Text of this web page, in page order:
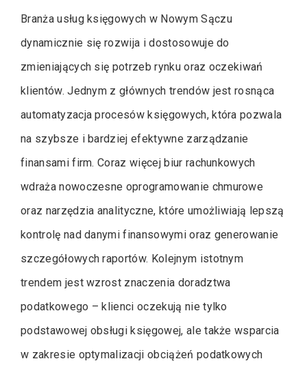
Branża usług księgowych w Nowym Sączu
dynamicznie się rozwija i dostosowuje do
zmieniających się potrzeb rynku oraz oczekiwań
klientów. Jednym z głównych trendów jest rosnąca
automatyzacja procesów księgowych, która pozwala
na szybsze i bardziej efektywne zarządzanie
finansami firm. Coraz więcej biur rachunkowych
wdraża nowoczesne oprogramowanie chmurowe
oraz narzędzia analityczne, które umożliwiają lepszą
kontrolę nad danymi finansowymi oraz generowanie
szczegółowych raportów. Kolejnym istotnym
trendem jest wzrost znaczenia doradztwa
podatkowego – klienci oczekują nie tylko
podstawowej obsługi księgowej, ale także wsparcia
w zakresie optymalizacji obciążeń podatkowych